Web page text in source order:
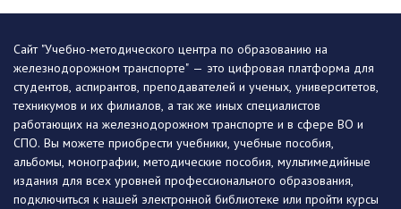
Сайт "Учебно-методического центра по образованию на
железнодорожном транспорте" — это цифровая платформа для
студентов, аспирантов, преподавателей и ученых, университетов,
техникумов и их филиалов, а так же иных специалистов
работающих на железнодорожном транспорте и в сфере ВО и
СПО. Вы можете приобрести учебники, учебные пособия,
альбомы, монографии, методические пособия, мультимедийные
издания для всех уровней профессионального образования,
подключиться к нашей электронной библиотеке или пройти курсы